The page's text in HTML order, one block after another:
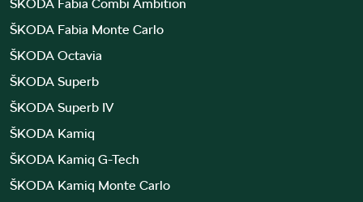
ŠKODA Fabia Combi Ambition
ŠKODA Fabia Monte Carlo
ŠKODA Octavia
ŠKODA Superb
ŠKODA Superb IV
ŠKODA Kamiq
ŠKODA Kamiq G-Tech
ŠKODA Kamiq Monte Carlo